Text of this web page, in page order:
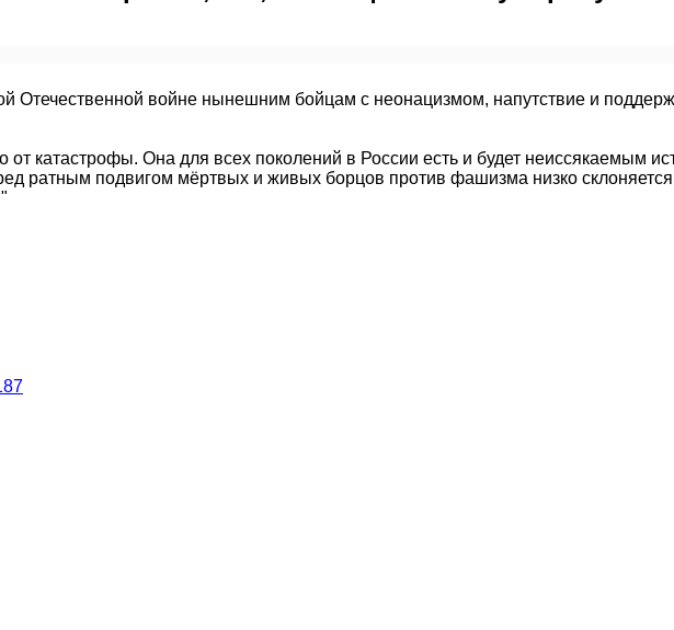
Отечественной войне нынешним бойцам с неонацизмом, напутствие и
катастрофы. Она для всех поколений в России есть и будет неиссякаемым
ратным подвигом мёртвых и живых борцов против фашизма низко склоняется